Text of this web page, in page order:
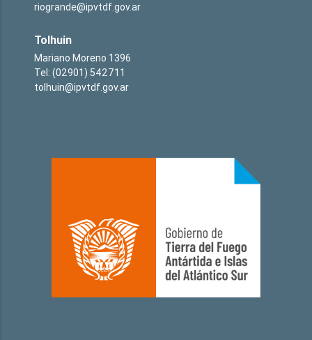
riogrande@ipvtdf.gov.ar
Tolhuin
Mariano Moreno 1396
Tel: (02901) 542711
tolhuin@ipvtdf.gov.ar